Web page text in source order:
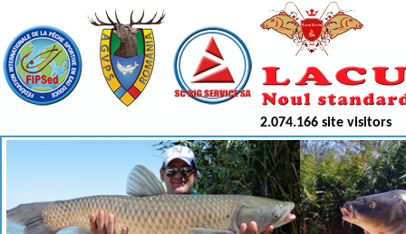
2.074.166 site visitors